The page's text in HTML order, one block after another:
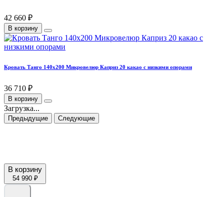
42 660 ₽
В корзину
Кровать Танго 140х200 Микровелюр Каприз 20 какао с низкими опорами
36 710 ₽
В корзину
Загрузка...
Предыдущие Следующие
В корзину
54 990 ₽